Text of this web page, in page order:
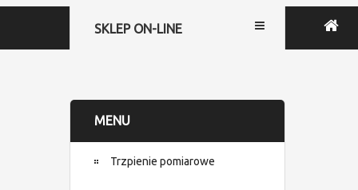
SKLEP ON-LINE
MENU
Trzpienie pomiarowe